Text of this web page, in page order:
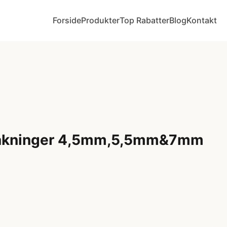
ForsideProdukterTop RabatterBlogKontakt
4,5mm,5,5mm&7mm